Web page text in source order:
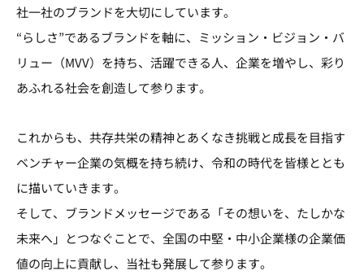
社一社のブランドを大切にしています。
“らしさ”であるブランドを軸に、ミッション・ビジョン・バ
リュー（MVV）を持ち、活躍できる人、企業を増やし、彩り
あふれる社会を創造して参ります。
これからも、共存共栄の精神とあくなき挑戦と成長を目指す
ベンチャー企業の気概を持ち続け、令和の時代を皆様ととも
に描いていきます。
そして、ブランドメッセージである「その想いを、たしかな
未来へ」とつなぐことで、全国の中堅・中小企業様の企業価
値の向上に貢献し、当社も発展して参ります。